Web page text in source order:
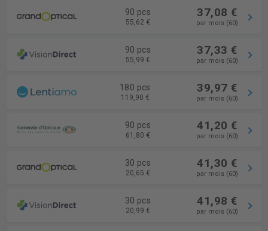
90 pcs
55,62 €
37,08 €
par mois (60)
90 pcs
55,99 €
37,33 €
par mois (60)
180 pcs
119,90 €
39,97 €
par mois (60)
90 pcs
61,80 €
41,20 €
par mois (60)
30 pcs
20,65 €
41,30 €
par mois (60)
30 pcs
20,99 €
41,98 €
par mois (60)